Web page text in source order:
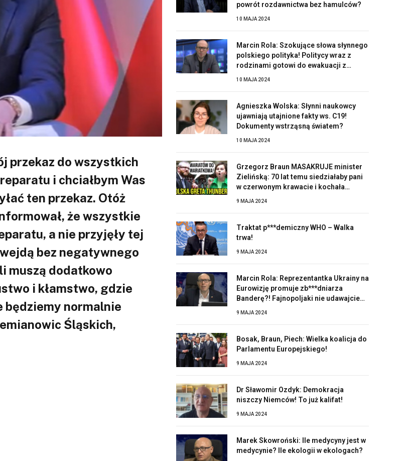
przekaz do wszystkich
i chciałbym Was
ten przekaz. Otóż
że wszystkie
a nie przyjęły tej
bez negatywnego
muszą dodatkowo
i kłamstwo, gdzie
będziemy normalnie
Śląskich,
powrót rozdawnictwa bez hamulców?
10 MAJA 2024
Marcin Rola: Szokujące słowa słynnego
polskiego polityka! Politycy wraz z
rodzinami gotowi do ewakuacji z
10 MAJA 2024
Agnieszka Wolska: Słynni naukowcy
ujawniają utajnione fakty ws. C19!
Dokumenty wstrząsną światem?
10 MAJA 2024
Grzegorz Braun MASAKRUJE minister
Zielińską: 70 lat temu siedziałaby pani
w czerwonym krawacie i kochała
9 MAJA 2024
Traktat p***demiczny WHO – Walka
trwa!
9 MAJA 2024
Marcin Rola: Reprezentantka Ukrainy na
Eurowizję promuje zb***dniarza
Banderę?! Fajnopoljaki nie udawajcie
9 MAJA 2024
Bosak, Braun, Piech: Wielka koalicja do
Parlamentu Europejskiego!
9 MAJA 2024
Dr Sławomir Ozdyk: Demokracja
niszczy Niemców! To już kalifat!
9 MAJA 2024
Marek Skowroński: Ile medycyny jest w
medycynie? Ile ekologii w ekologach?